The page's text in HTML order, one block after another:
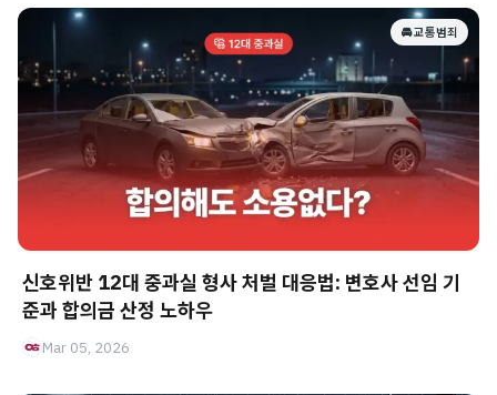
🚘 교통범죄
신호위반 12대 중과실 형사 처벌 대응법: 변호사 선임 기
준과 합의금 산정 노하우
Mar 05, 2026